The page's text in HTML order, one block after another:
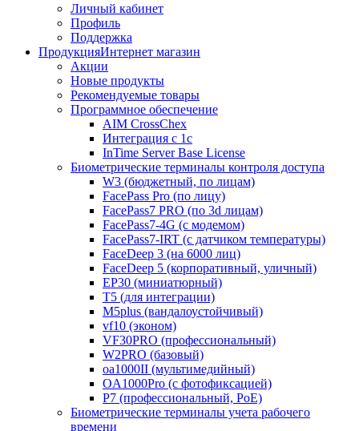
Личный кабинет
Профиль
Поддержка
ПродукцияИнтернет магазин
Акции
Новые продукты
Рекомендуемые товары
Программное обеспечение
AIM CrossChex
Интеграция с 1с
InTime Server Base License
Биометрические терминалы контроля доступа
W3 (бюджетный, по лицам)
FacePass Pro (по лицу)
FacePass7 PRO (по 3d лицам)
FacePass7-4G (с модемом)
FacePass7-IRT (с датчиком температуры)
FaceDeep 3 (на 6000 лиц)
FaceDeep 5 (корпоративный, уличный)
EP30 (миниатюрный)
T5 (для интеграции)
M5plus (вандалоустойчивый)
vf10 (эконом)
VF30PRO (профессиональный)
W2PRO (базовый)
oa1000II (мультимедийный)
OA1000Pro (с фотофиксацией)
P7 (профессиональный, PoE)
Биометрические терминалы учета рабочего
времени